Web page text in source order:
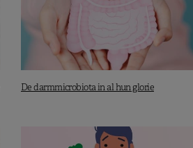
De darmmicrobiota in al hun glorie